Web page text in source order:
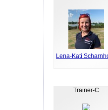
Lena-Kati
Trainer-C